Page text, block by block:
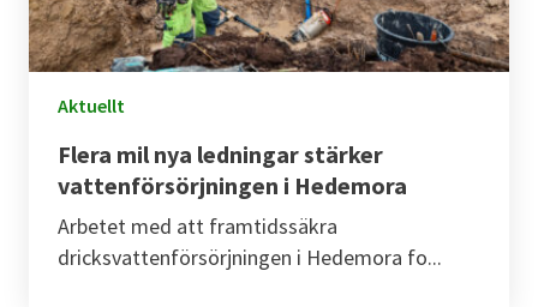
Aktuellt
Flera mil nya ledningar stärker
vattenförsörjningen i Hedemora
Arbetet med att framtidssäkra
dricksvattenförsörjningen i Hedemora fo...